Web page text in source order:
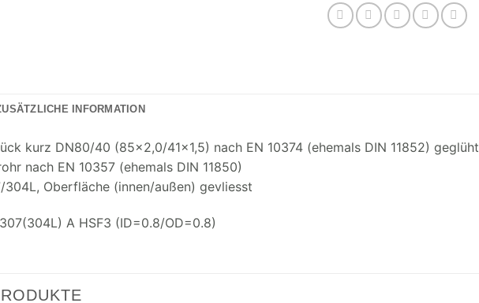
INFORMATION
kurz DN80/40 (85×2,0/41×1,5) nach EN 10374 (ehemals DIN 11852) geglüht
nach EN 10357 (ehemals DIN 11850)
304L, Oberfläche (innen/außen) gevliesst
A HSF3 (ID=0.8/OD=0.8)